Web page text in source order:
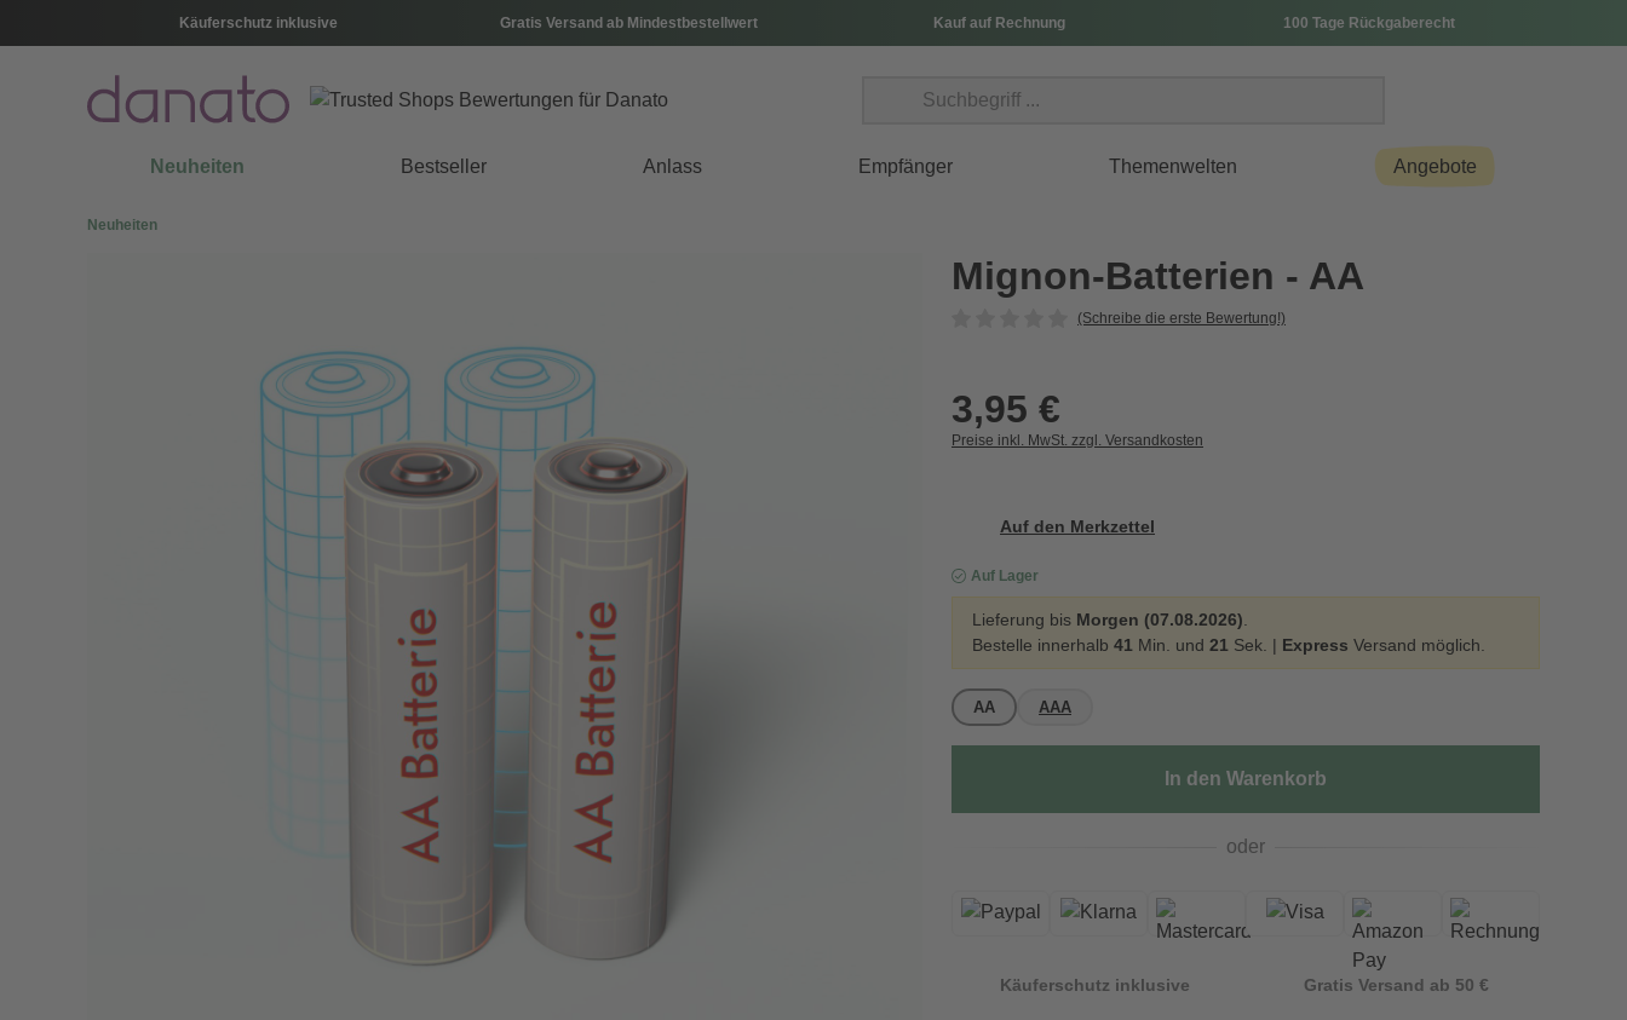
Käuferschutz inklusive Gratis Versand ab Mindestbestellwert Kauf auf Rechnung 100 Tage Rückgaberecht
Neuheiten Bestseller Anlass Empfänger Themenwelten Angebote
Neuheiten
Mignon-Batterien - AA
(Schreibe die erste Bewertung!)
3,95 €
Preise inkl. MwSt. zzgl. Versandkosten
Auf den Merkzettel
Auf Lager
Lieferung bis Morgen (07.08.2026)
Bestelle innerhalb 41 Min. und 20 Sek. | Express Versand möglich.
AA AAA
In den Warenkorb
oder
Käuferschutz inklusive Gratis Versand ab 50 €